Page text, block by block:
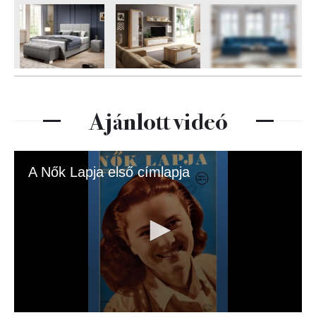
Ajánlott videó
A Nők Lapja első címlapja